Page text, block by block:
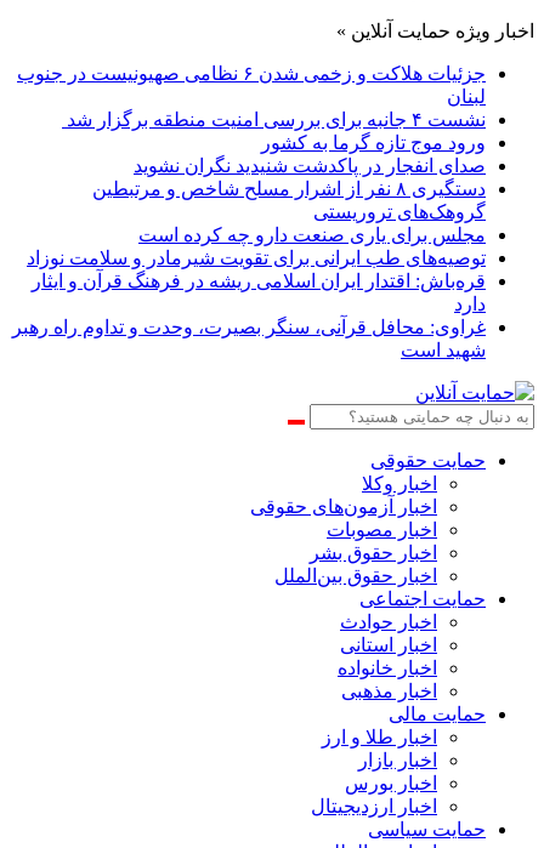
اخبار ویژه حمایت آنلاین »
جزئیات هلاکت و زخمی شدن ۶ نظامی صهیونیست در جنوب
لبنان
نشست ۴ جانبه برای بررسی امنیت منطقه برگزار شد
ورود موج تازه گرما به کشور
صدای انفجار در پاکدشت شنیدید نگران نشوید
دستگیری ۸ نفر از اشرار مسلح شاخص و مرتبطین
گروهک‌های تروریستی
مجلس برای یاری صنعت دارو چه کرده است
توصیه‌های طب ایرانی برای تقویت شیرمادر و سلامت نوزاد
قره‌باش: اقتدار ایران اسلامی ریشه در فرهنگ قرآن و ایثار
دارد
غراوی: محافل قرآنی، سنگر بصیرت، وحدت و تداوم راه رهبر
شهید است
حمایت حقوقی
اخبار وکلا
اخبار آزمون‌های حقوقی
اخبار مصوبات
اخبار حقوق بشر
اخبار حقوق بین‌الملل
حمایت اجتماعی
اخبار حوادث
اخبار استانی
اخبار خانواده
اخبار مذهبی
حمایت مالی
اخبار طلا و ارز
اخبار بازار
اخبار بورس
اخبار ارزدیجیتال
حمایت سیاسی